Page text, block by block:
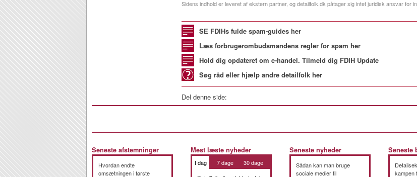
Sidens indhold er leveret af ekstern partner, og detailfolk.dk påtager sig intet juridisk ansvar for
SE FDIHs fulde spam-guides her
Læs forbrugerombudsmandens regler for spam her
Hold dig opdateret om e-handel. Tilmeld dig FDIH Update
Søg råd eller hjælp andre detailfolk her
Del denne side:
Seneste afstemninger
Hvordan endte
omsætningen i første
Mest læste nyheder
I dag 7 dage
30 dage
Seneste nyheder
Sådan kan man bruge
sociale medier til
Seneste
kampen